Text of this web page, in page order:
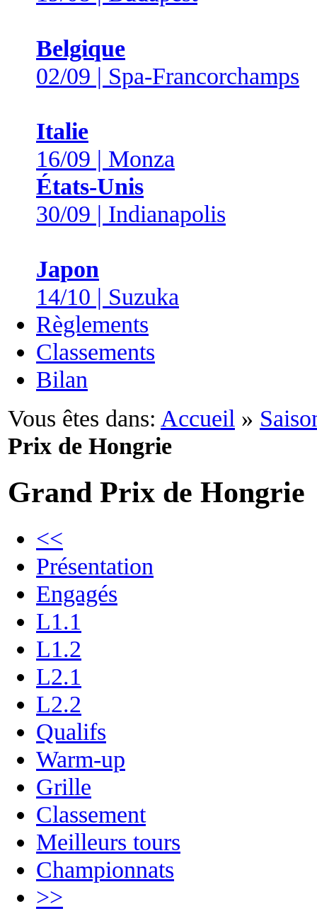
Belgique
02/09 | Spa-Francorchamps
Italie
16/09 | Monza
États-Unis
30/09 | Indianapolis
Japon
14/10 | Suzuka
Règlements
Classements
Bilan
Vous êtes dans: Accueil »
Prix de Hongrie
Grand Prix de Hongrie
<<
Présentation
Engagés
L1.1
L1.2
L2.1
L2.2
Qualifs
Warm-up
Grille
Classement
Meilleurs tours
Championnats
>>